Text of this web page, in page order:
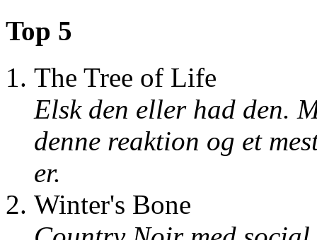
Top 5
The Tree of Life
Elsk den eller had den.
denne reaktion og et
er.
Winter's Bone